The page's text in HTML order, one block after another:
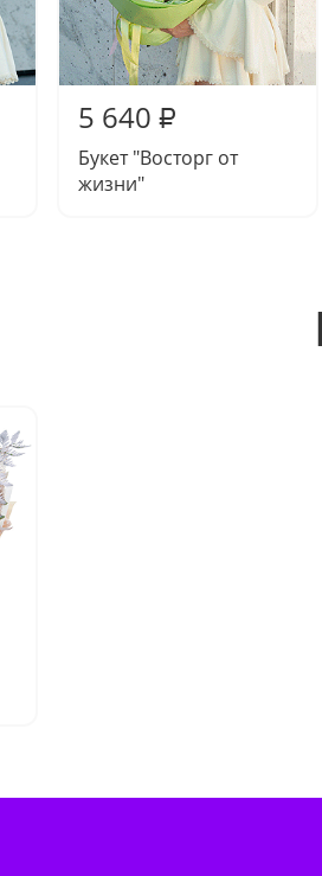
5 640 ₽
Букет "Восторг от
жизни"